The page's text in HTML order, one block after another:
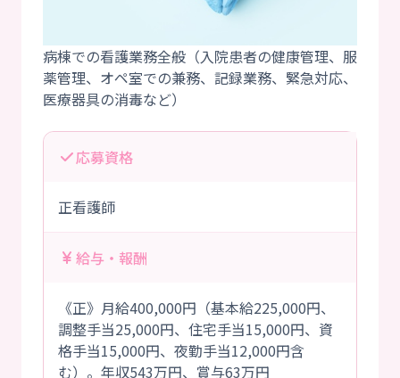
病棟での看護業務全般（入院患者の健康管理、服
薬管理、オペ室での兼務、記録業務、緊急対応、
応募資格
正看護師
給与・報酬
《正》月給400,000円（基本給225,000円、
調整手当25,000円、住宅手当15,000円、資
格手当15,000円、夜勤手当12,000円含
む）。年収543万円、賞与63万円